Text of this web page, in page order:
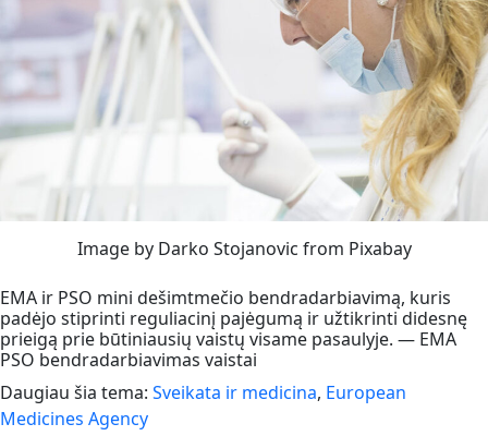
Image by Darko Stojanovic from Pixabay
EMA ir PSO mini dešimtmečio bendradarbiavimą, kuris
padėjo stiprinti reguliacinį pajėgumą ir užtikrinti didesnę
prieigą prie būtiniausių vaistų visame pasaulyje. — EMA
PSO bendradarbiavimas vaistai
Daugiau šia tema: Sveikata ir medicina, European
Medicines Agency